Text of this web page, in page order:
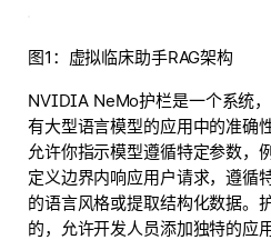
图1：虚拟临床助手RAG架构
NVIDIA NeMo护栏是一个系统
有大型语言模型的应用中的准确
允许你指示模型遵循特定参数，
定义边界内响应用户请求，遵循
的语言风格或提取结构化数据。
的，允许开发人员添加独特的应